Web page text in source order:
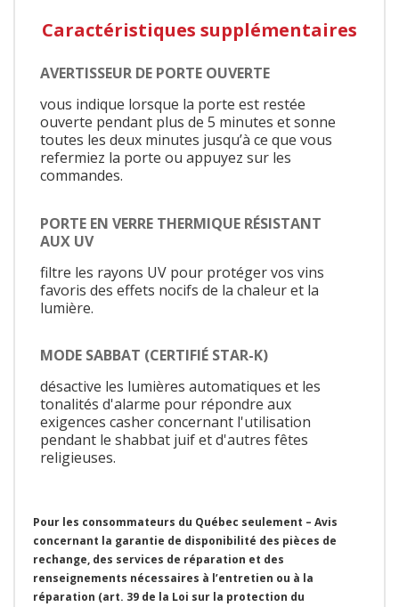
Caractéristiques supplémentaires
AVERTISSEUR DE PORTE OUVERTE
vous indique lorsque la porte est restée
ouverte pendant plus de 5 minutes et sonne
toutes les deux minutes jusqu’à ce que vous
refermiez la porte ou appuyez sur les
commandes.
PORTE EN VERRE THERMIQUE RÉSISTANT
AUX UV
filtre les rayons UV pour protéger vos vins
favoris des effets nocifs de la chaleur et la
lumière.
MODE SABBAT (CERTIFIÉ STAR-K)
désactive les lumières automatiques et les
tonalités d'alarme pour répondre aux
exigences casher concernant l'utilisation
pendant le shabbat juif et d'autres fêtes
religieuses.
Pour les consommateurs du Québec seulement – Avis
concernant la garantie de disponibilité des pièces de
rechange, des services de réparation et des
renseignements nécessaires à l’entretien ou à la
réparation (art. 39 de la Loi sur la protection du